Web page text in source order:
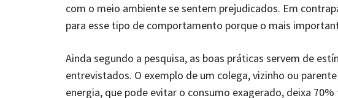
com o meio ambiente se sentem prejudicados. Em
para esse tipo de comportamento porque o mais
Ainda segundo a pesquisa, as boas práticas servem de
entrevistados. O exemplo de um colega, vizinho ou
energia, que pode evitar o consumo exagerado, deixa